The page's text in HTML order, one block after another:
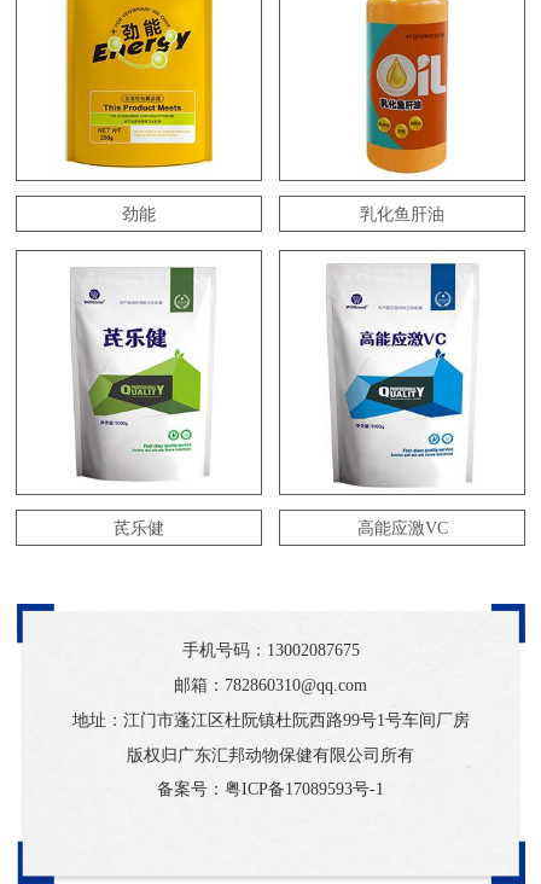
劲能 乳化鱼肝油
芪乐健 高能应激VC
手机号码： 13002087675
邮箱：782860310@qq.com
地址：江门市蓬江区杜阮镇杜阮西路99号1号车间厂房
版权归广东汇邦动物保健有限公司所有
备案号： 粤ICP备17089593号-1